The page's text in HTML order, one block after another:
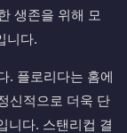
생존을 위해 모
니다.
. 플로리다는 홈에
신적으로 더욱 단
니다. 스탠리컵 결